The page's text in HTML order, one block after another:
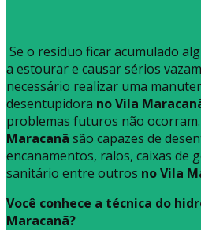
Se o resíduo ficar acumulado
a estourar e causar sérios
necessário realizar uma
desentupidora no Vila
problemas futuros não
Maracanã são capazes de
encanamentos, ralos, caixas de
sanitário entre outros no Vila
Você conhece a técnica do
Maracanã?